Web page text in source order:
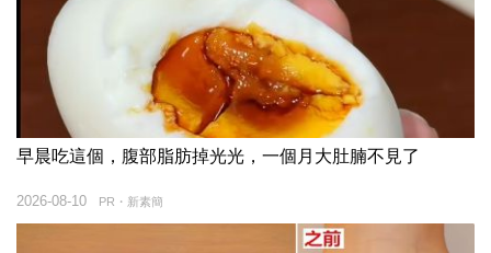
早晨吃這個，腹部脂肪掉光光，一個月大肚腩不見了
PR・新素簡
2026-08-10